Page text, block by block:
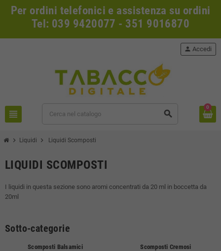
Per ordini telefonici e assistenza su ordini
Tel: 039 9420077 - 351 9016870
view_headline search
person Accedi
0
chevron_right Liquidi chevron_right Liquidi Scomposti
LIQUIDI SCOMPOSTI
I liquidi in questa sezione sono aromi concentrati da 20 ml in boccetta da
20ml
Sotto-categorie
Scomposti Balsamici Scomposti Cremosi